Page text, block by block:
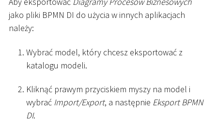
jako pliki BPMN DI do użycia w innych aplikacjach
należy:
Wybrać model, który chcesz eksportować z
katalogu modeli.
Kliknąć prawym przyciskiem myszy na model i
wybrać Import/Export, a następnie Eksport BPMN
DI.